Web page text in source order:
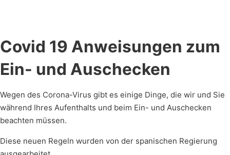
Covid 19 Anweisungen zum
Ein- und Auschecken
Wegen des Corona-Virus gibt es einige Dinge, die wir und Sie
während Ihres Aufenthalts und beim Ein- und Auschecken
beachten müssen.
Diese neuen Regeln wurden von der spanischen Regierung